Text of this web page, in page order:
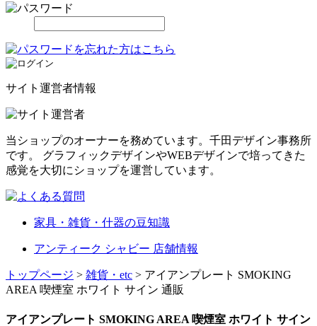
サイト運営者情報
当ショップのオーナーを務めています。千田デザイン事務所
です。 グラフィックデザインやWEBデザインで培ってきた
感覚を大切にショップを運営しています。
家具・雑貨・什器の豆知識
アンティーク シャビー 店舗情報
トップページ > 雑貨・etc > アイアンプレート SMOKING
AREA 喫煙室 ホワイト サイン 通販
アイアンプレート SMOKING AREA 喫煙室 ホワイト サイン